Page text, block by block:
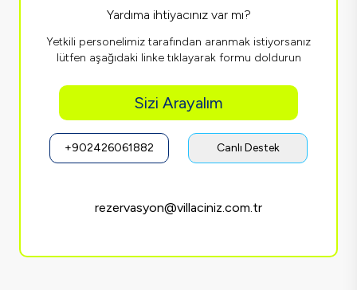
Yardıma ihtiyacınız var mı?
Yetkili personelimiz tarafından aranmak istiyorsanız
lütfen aşağıdaki linke tıklayarak formu doldurun
Sizi Arayalım
+902426061882 Canlı Destek
rezervasyon@villaciniz.com.tr